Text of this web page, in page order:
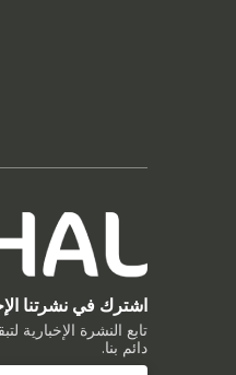
اشترك في نشرتنا
تابع النشرة الإخبارية
دائم بنا.